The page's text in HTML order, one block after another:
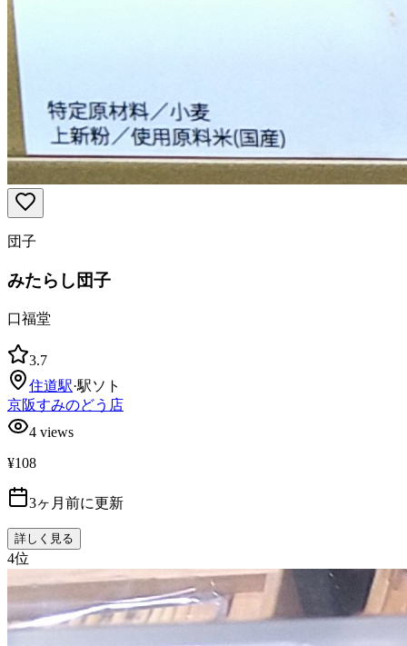
団子
みたらし団子
口福堂
3.7
住道駅·駅ソト
京阪すみのどう店
4 views
¥108
3ヶ月前に更新
詳しく見る
4位